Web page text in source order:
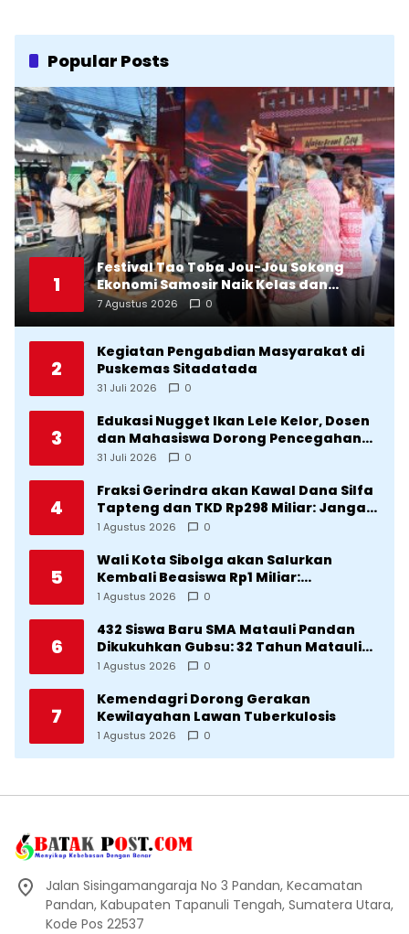
Popular Posts
1
Festival Tao Toba Jou-Jou Sokong
Ekonomi Samosir Naik Kelas dan
Pariwisata Menjadi Sumber
Pertumbuhan Ekonomi Baru
7 Agustus 2026 0
2
Kegiatan Pengabdian Masyarakat di
Puskemas Sitadatada
31 Juli 2026 0
3
Edukasi Nugget Ikan Lele Kelor, Dosen
dan Mahasiswa Dorong Pencegahan
Stunting di Desa Silangkitang
31 Juli 2026 0
4
Fraksi Gerindra akan Kawal Dana Silfa
Tapteng dan TKD Rp298 Miliar: Jangan
Sampai Pekerjaan Pusat dan Provinsi
1 Agustus 2026 0
5
Wali Kota Sibolga akan Salurkan
Kembali Beasiswa Rp1 Miliar:
Diproritaskan Mahasiswa Korban
1 Agustus 2026 0
6
432 Siswa Baru SMA Matauli Pandan
Dikukuhkan Gubsu: 32 Tahun Matauli
Cetak SDM Unggul
1 Agustus 2026 0
7
Kemendagri Dorong Gerakan
Kewilayahan Lawan Tuberkulosis
1 Agustus 2026 0
Jalan Sisingamangaraja No 3 Pandan, Kecamatan
Pandan, Kabupaten Tapanuli Tengah, Sumatera Utara,
Kode Pos 22537